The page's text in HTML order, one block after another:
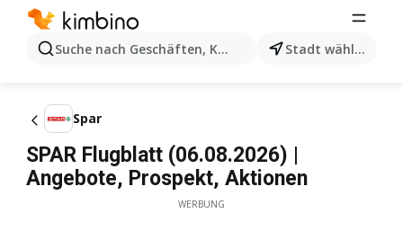
Suche nach Geschäften, Kategorien, Produkten...
Stadt wählen
Spar
SPAR Flugblatt (06.08.2026) |
Angebote, Prospekt, Aktionen
WERBUNG